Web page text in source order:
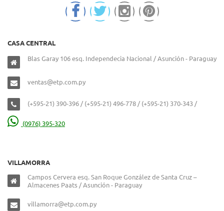
CASA CENTRAL
Blas Garay 106 esq. Independecia Nacional / Asunción - Paraguay
ventas@etp.com.py
(+595-21) 390-396 / (+595-21) 496-778 / (+595-21) 370-343 /
(0976) 395-320
VILLAMORRA
Campos Cervera esq. San Roque González de Santa Cruz –
Almacenes Paats / Asunción - Paraguay
villamorra@etp.com.py